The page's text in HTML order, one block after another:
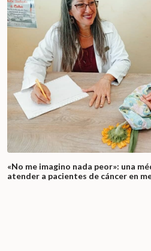
«No me imagino nada peor»: una
atender a pacientes de cáncer en